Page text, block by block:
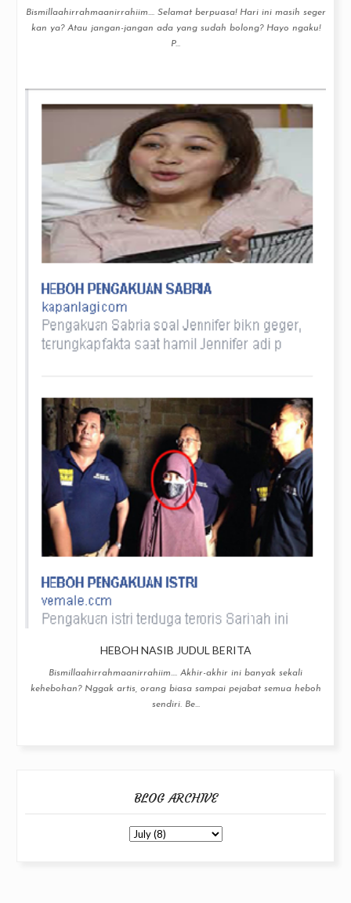
Bismillaahirrahmaanirrahiim.... Selamat berpuasa! Hari ini masih seger
kan ya? Atau jangan-jangan ada yang sudah bolong? Hayo ngaku!
P...
HEBOH NASIB JUDUL BERITA
Bismillaahirrahmaanirrahiim.... Akhir-akhir ini banyak sekali
kehebohan? Nggak artis, orang biasa sampai pejabat semua heboh
sendiri. Be...
BLOG ARCHIVE